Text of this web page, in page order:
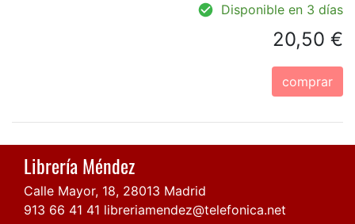
Disponible en 3 días
20,50 €
comprar
Librería Méndez
Calle Mayor, 18, 28013 Madrid
913 66 41 41 libreriamendez@telefonica.net